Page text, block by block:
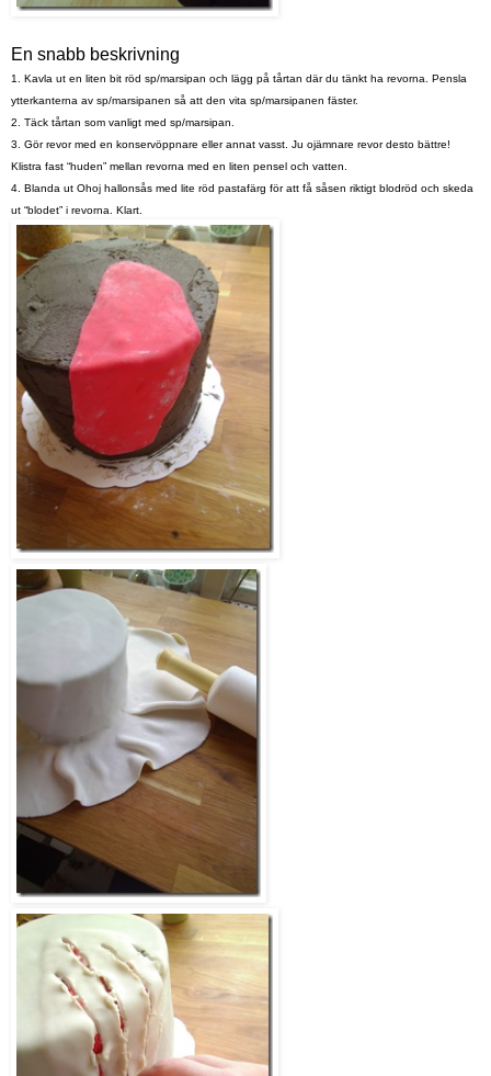
En snabb beskrivning
1. Kavla ut en liten bit röd sp/marsipan och lägg på tårtan där du tänkt ha revorna. Pensla
ytterkanterna av sp/marsipanen så att den vita sp/marsipanen fäster.
2. Täck tårtan som vanligt med sp/marsipan.
3. Gör revor med en konservöppnare eller annat vasst. Ju ojämnare revor desto bättre!
Klistra fast “huden” mellan revorna med en liten pensel och vatten.
4. Blanda ut Ohoj hallonsås med lite röd pastafärg för att få såsen riktigt blodröd och skeda
ut “blodet” i revorna. Klart.